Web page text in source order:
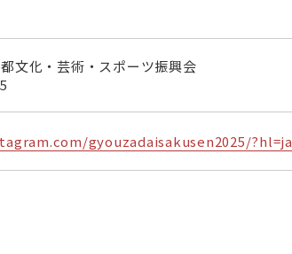
文化・芸術・スポーツ振興会
gyouzadaisakusen2025/?hl=ja